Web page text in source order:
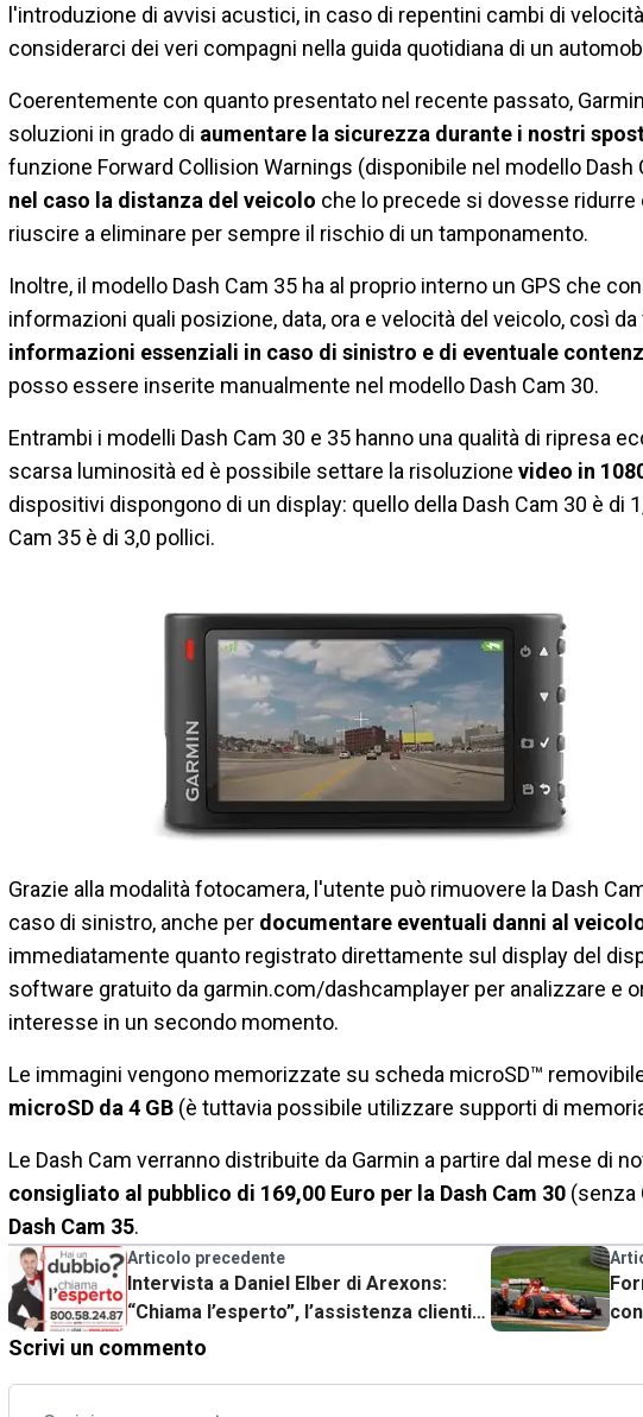
l'introduzione di avvisi acustici, in caso di repentini cambi di
considerarci dei veri compagni nella guida quotidiana di un
Coerentemente con quanto presentato nel recente passato,
soluzioni in grado di aumentare la sicurezza durante i nostri
funzione Forward Collision Warnings (disponibile nel modello Dash
nel caso la distanza del veicolo che lo precede si dovesse
riuscire a eliminare per sempre il rischio di un tamponamento.
Inoltre, il modello Dash Cam 35 ha al proprio interno un GPS che
informazioni quali posizione, data, ora e velocità del veicolo, così
informazioni essenziali in caso di sinistro e di eventuale
posso essere inserite manualmente nel modello Dash Cam 30.
Entrambi i modelli Dash Cam 30 e 35 hanno una qualità di ripresa
scarsa luminosità ed è possibile settare la risoluzione video in
dispositivi dispongono di un display: quello della Dash Cam 30 è di
Cam 35 è di 3,0 pollici.
Grazie alla modalità fotocamera, l'utente può rimuovere la Dash
caso di sinistro, anche per documentare eventuali danni al
immediatamente quanto registrato direttamente sul display del
software gratuito da garmin.com/dashcamplayer per analizzare e
interesse in un secondo momento.
Le immagini vengono memorizzate su scheda microSD™
microSD da 4 GB (è tuttavia possibile utilizzare supporti di
Le Dash Cam verranno distribuite da Garmin a partire dal mese di
consigliato al pubblico di 169,00 Euro per la Dash Cam 30 (senza
Dash Cam 35.
Articolo precedente
Intervista a Daniel Elber di Arexons:
“Chiama l’esperto”, l’assistenza clienti
premium
Scrivi un commento